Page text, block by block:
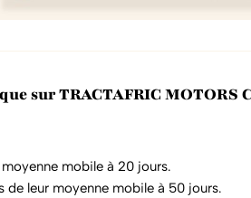
sur TRACTAFRIC MOTORS
mobile à 20 jours.
de leur moyenne mobile à 50 jours.